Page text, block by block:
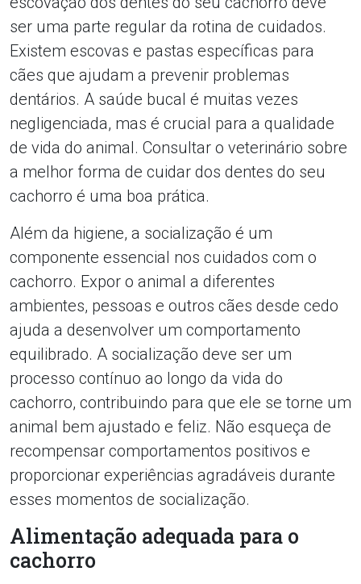
ser uma parte regular da rotina de cuidados.
Existem escovas e pastas específicas para
cães que ajudam a prevenir problemas
dentários. A saúde bucal é muitas vezes
negligenciada, mas é crucial para a qualidade
de vida do animal. Consultar o veterinário sobre
a melhor forma de cuidar dos dentes do seu
cachorro é uma boa prática.
Além da higiene, a socialização é um
componente essencial nos cuidados com o
cachorro. Expor o animal a diferentes
ambientes, pessoas e outros cães desde cedo
ajuda a desenvolver um comportamento
equilibrado. A socialização deve ser um
processo contínuo ao longo da vida do
cachorro, contribuindo para que ele se torne um
animal bem ajustado e feliz. Não esqueça de
recompensar comportamentos positivos e
proporcionar experiências agradáveis durante
esses momentos de socialização.
Alimentação adequada para o
cachorro